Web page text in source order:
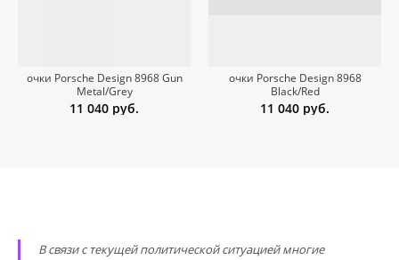
очки Porsche Design 8968 Gun
Metal/Grey
11 040 руб.
очки Porsche Design 8968
Black/Red
11 040 руб.
В связи с текущей политической ситуацией многие